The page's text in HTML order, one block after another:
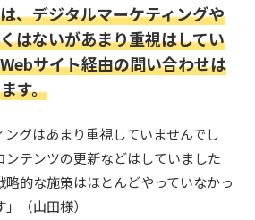
、デジタルマーケティングや
はないがあまり重視はしてい
サイト経由の問い合わせは
す。
ングはあまり重視していませんでし
ンテンツの更新などはしていました
略的な施策はほとんどやっていなかっ
（山田様）